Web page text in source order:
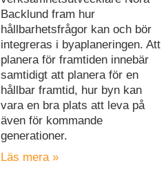
Backlund fram hur
hållbarhetsfrågor kan och bör
integreras i byaplaneringen. Att
planera för framtiden innebär
samtidigt att planera för en
hållbar framtid, hur byn kan
vara en bra plats att leva på
även för kommande
generationer.
Läs mera »